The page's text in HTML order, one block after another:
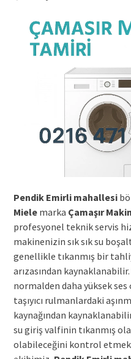
Pendik Emirli mahallesi
Mielemarka Çamaşır
profesyonel teknik servis
makinenizin sık sık su
genellikle tıkanmış bir
arızasından
normalden daha yüksek ses
taşıyıcı rulmanlardaki
kaynağından
su giriş valfinin tıkanmış
olabileceğini kontrol